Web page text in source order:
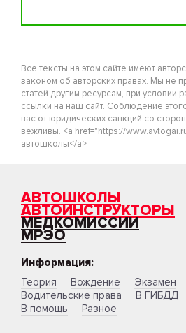
Все тексты на этом сайте имеют
законом об авторских правах. Мы не
статей другим ресурсам, при условии
ссылки на наш сайт. Соблюдение
вас от юридических санкций со
вежливы. <a href="https://
автошколы</a>
АВТОШКОЛЫ
АВТОИНСТРУКТОРЫ
МЕДКОМИССИИ
МРЭО
Информация:
Теория
Вождение Экзамен
Водительские права
В ГИБДД
В помощь
Разное